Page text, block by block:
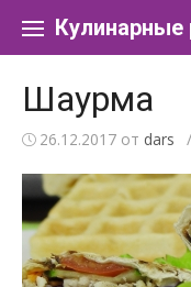
Кулинарные
Шаурма
26.12.2017 от dars /